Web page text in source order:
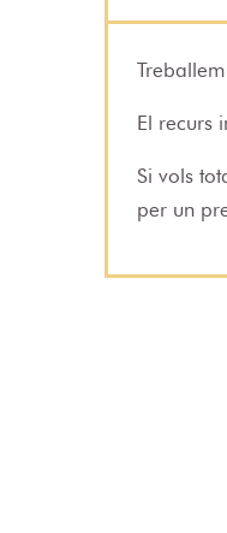
El recurs
Si vols
per un